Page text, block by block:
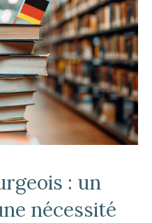
: un
nécessité